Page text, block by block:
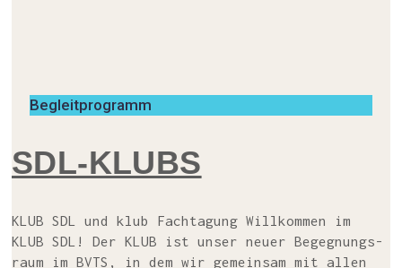
Begleitprogramm
SDL-KLUBS
KLUB SDL und klub Fach­ta­gung Will­kom­men im
KLUB SDL! Der KLUB ist unser neu­er Begeg­nungs­
raum im BVTS, in dem wir gemein­sam mit allen